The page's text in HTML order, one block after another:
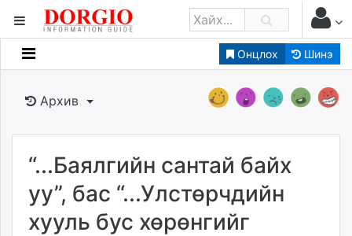
Онцлох Шинэ
Мэдээллийн
Банк санхүү
Бизнес ААН
Төрийн
dorgio.mn
Архив
“...Баялгийн сантай байх
уу”, бас “...Улстөрчдийн
хууль бус хөрөнгийг